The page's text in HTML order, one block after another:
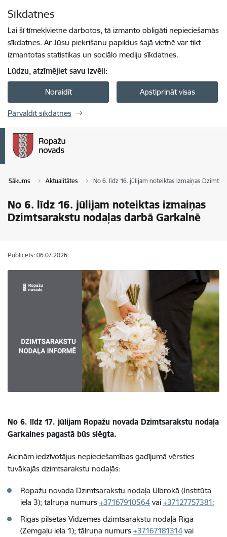
Sīkdatnes
Lai šī tīmekļvietne darbotos, tā izmanto obligāti nepieciešamās
sīkdatnes. Ar Jūsu piekrišanu papildus šajā vietnē var tikt
izmantotas statistikas un sociālo mediju sīkdatnes.
Lūdzu, atzīmējiet savu izvēli:
Noraidīt Apstiprināt visas
Pārvaldīt sīkdatnes
Sākums Aktualitātes No 6. līdz 16. jūlijam noteiktas izmaiņas
No 6. līdz 16. jūlijam noteiktas izmaiņas
Dzimtsarakstu nodaļas darbā Garkalnē
Publicēts: 06.07.2026.
No 6. līdz 17. jūlijam Ropažu novada Dzimtsarakstu nodaļa
Garkalnes pagastā būs slēgta.
Aicinām iedzīvotājus nepieciešamības gadījumā vērsties
tuvākajās dzimtsarakstu nodaļās:
Ropažu novada Dzimtsarakstu nodaļa Ulbrokā (Institūta
iela 3); tālruņa numurs +37167910564 vai +37127757381;
Rīgas pilsētas Vidzemes dzimtsarakstu nodaļā Rīgā
(Zemgaļu iela 1); tālruņa numurs +37167181314 vai